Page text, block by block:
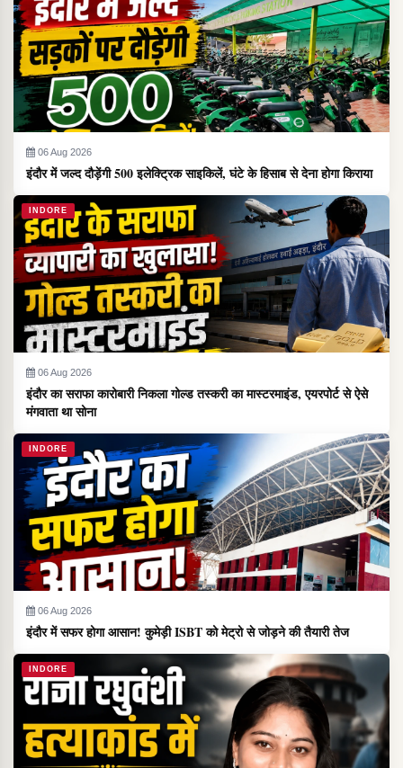
06 Aug 2026
इंदौर में जल्द दौड़ेंगी 500 इलेक्ट्रिक साइकिलें, घंटे के हिसाब से देना होगा किराया
INDORE
06 Aug 2026
इंदौर का सराफा कारोबारी निकला गोल्ड तस्करी का मास्टरमाइंड, एयरपोर्ट से ऐसे
मंगवाता था सोना
INDORE
06 Aug 2026
इंदौर में सफर होगा आसान! कुमेड़ी ISBT को मेट्रो से जोड़ने की तैयारी तेज
INDORE